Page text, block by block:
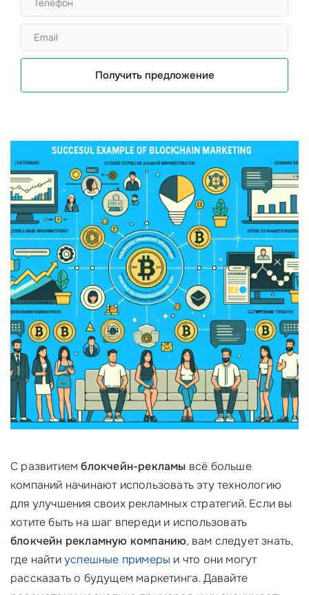
Получить предложение
С развитиемблокчейн-рекламы всё больше
компаний начинают использовать эту технологию
для улучшения своих рекламных стратегий. Если вы
хотите быть на шаг впереди и использовать
блокчейн рекламную компанию, вам следует знать,
где найтиуспешные примеры и что они могут
рассказать о будущем маркетинга. Давайте